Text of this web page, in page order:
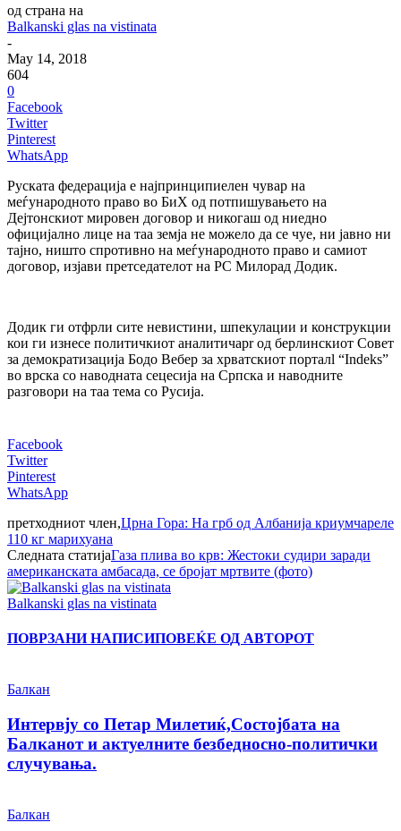
од страна на
Balkanski glas na vistinata
-
May 14, 2018
604
0
Facebook
Twitter
Pinterest
WhatsApp
Руската федерација е најпринципиелен чувар на
меѓународното право во БиХ од потпишувањето на
Дејтонскиот мировен договор и никогаш од ниедно
официјално лице на таа земја не можело да се чуе, ни јавно ни
тајно, ништо спротивно на меѓународното право и самиот
договор, изјави претседателот на РС Милорад Додик.
Додик ги отфрли сите невистини, шпекулации и конструкции
кои ги изнесе политичкиот аналитичарr од берлинскиот Совет
за демократизација Бодо Вебер за хрватскиот порталl “Indeks”
во врска со наводната сецесија на Српска и наводните
разговори на таа тема со Русија.
Facebook
Twitter
Pinterest
WhatsApp
претходниот член,Црна Гора: На грб од Албанија криумчареле
110 кг марихуана
Следната статијаГаза плива во крв: Жестоки судири заради
американската амбасада, се бројат мртвите (фото)
Balkanski glas na vistinata
ПОВРЗАНИ НАПИСИПОВЕЌЕ ОД АВТОРОТ
Балкан
Интервју со Петар Милетиќ,Состојбата на
Балканот и актуелните безбедносно-политички
случувања.
Балкан